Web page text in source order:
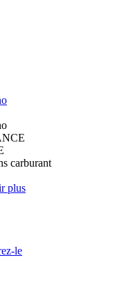
carburant
plus
le